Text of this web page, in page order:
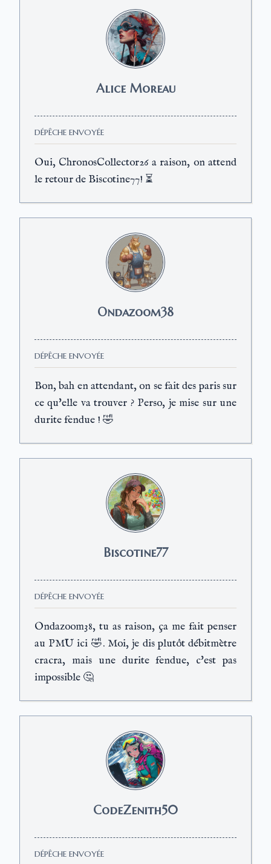
Alice Moreau
DÉPÊCHE ENVOYÉE
Oui, ChronosCollector26 a raison, on attend
le retour de Biscotine77! ⏳
Ondazoom38
DÉPÊCHE ENVOYÉE
Bon, bah en attendant, on se fait des paris sur
ce qu'elle va trouver ? Perso, je mise sur une
durite fendue ! 🤣
Biscotine77
DÉPÊCHE ENVOYÉE
Ondazoom38, tu as raison, ça me fait penser
au PMU ici 🤣. Moi, je dis plutôt débitmètre
cracra, mais une durite fendue, c'est pas
impossible 🤔
CodeZenith50
DÉPÊCHE ENVOYÉE